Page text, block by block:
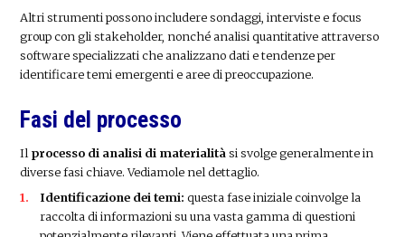
Altri strumenti possono includere sondaggi, interviste e focus
group con gli stakeholder, nonché analisi quantitative attraverso
software specializzati che analizzano dati e tendenze per
identificare temi emergenti e aree di preoccupazione.
Fasi del processo
Ilprocesso di analisi di materialitàsi svolge generalmente in
diverse fasi chiave. Vediamole nel dettaglio.
Identificazione dei temi: questa fase iniziale coinvolge la
raccolta di informazioni su una vasta gamma di questioni